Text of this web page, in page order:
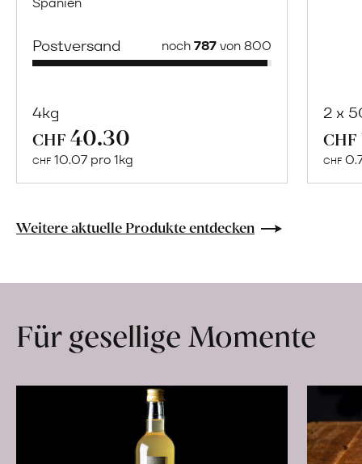
Postversand noch787von 800
4kg
CHF 40.30
CHF 10.07 pro 1kg
Naturbelassene
Lebensmittel
Hof
erfahren
2 x
CHF
CHF
Weitere aktuelle Produkte entdecken
Für gesellige Momente